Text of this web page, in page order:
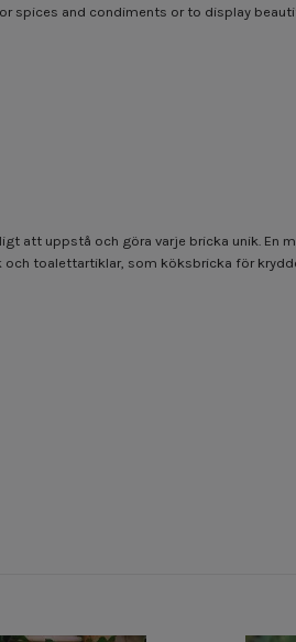
spices and condiments or to display
att uppstå och göra varje bricka unik. En
och toalettartiklar, som köksbricka för